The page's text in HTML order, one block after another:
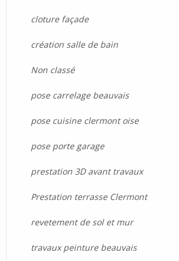
cloture façade
création salle de bain
Non classé
pose carrelage beauvais
pose cuisine clermont oise
pose porte garage
prestation 3D avant travaux
Prestation terrasse Clermont
revetement de sol et mur
travaux peinture beauvais